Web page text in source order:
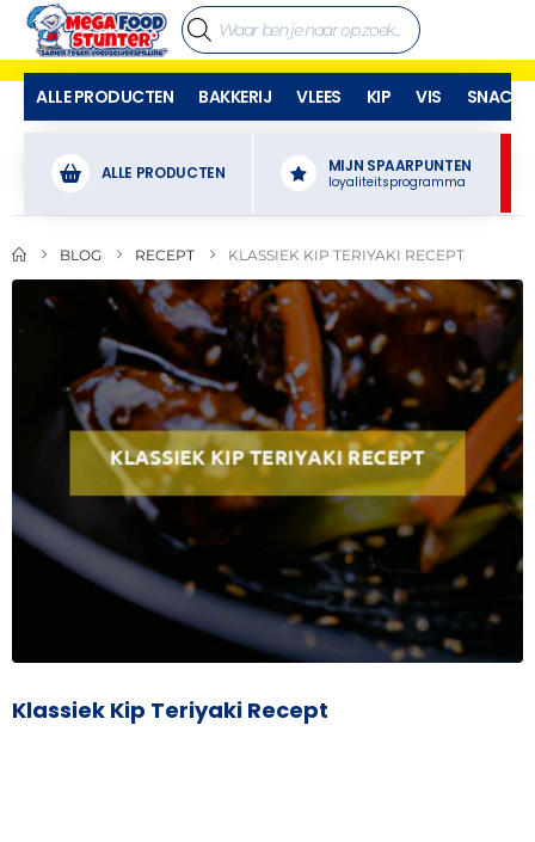
ALLE PRODUCTEN BAKKERIJ VLEES KIP VIS SNACKS
ALLE PRODUCTEN MIJN SPAARPUNTEN
loyaliteitsprogramma
BLOG RECEPT KLASSIEK KIP TERIYAKI RECEPT
Klassiek Kip Teriyaki Recept